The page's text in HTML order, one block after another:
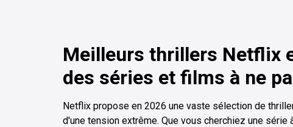
Meilleurs thrillers Netflix
des séries et films à ne
Netflix propose en 2026 une vaste sélection de
d'une tension extrême. Que vous cherchiez une